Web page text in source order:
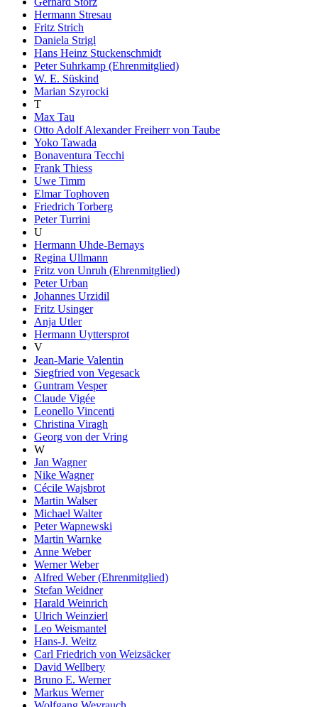
Hermann Stresau
Fritz Strich
Daniela Strigl
Hans Heinz Stuckenschmidt
Peter Suhrkamp (Ehrenmitglied)
W. E. Süskind
Marian Szyrocki
T
Max Tau
Otto Adolf Alexander Freiherr von Taube
Yoko Tawada
Bonaventura Tecchi
Frank Thiess
Uwe Timm
Elmar Tophoven
Friedrich Torberg
Peter Turrini
U
Hermann Uhde-Bernays
Regina Ullmann
Fritz von Unruh (Ehrenmitglied)
Peter Urban
Johannes Urzidil
Fritz Usinger
Anja Utler
Hermann Uyttersprot
V
Jean-Marie Valentin
Siegfried von Vegesack
Guntram Vesper
Claude Vigée
Leonello Vincenti
Christina Viragh
Georg von der Vring
W
Jan Wagner
Nike Wagner
Cécile Wajsbrot
Martin Walser
Michael Walter
Peter Wapnewski
Martin Warnke
Anne Weber
Werner Weber
Alfred Weber (Ehrenmitglied)
Stefan Weidner
Harald Weinrich
Ulrich Weinzierl
Leo Weismantel
Hans-J. Weitz
Carl Friedrich von Weizsäcker
David Wellbery
Bruno E. Werner
Markus Werner